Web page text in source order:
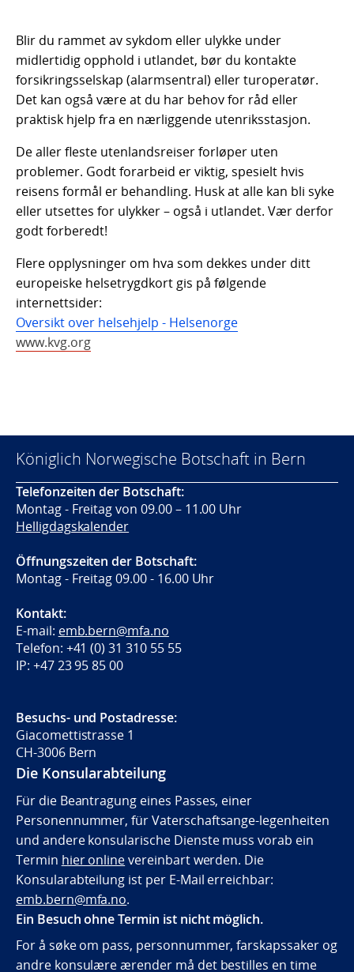
Blir du rammet av sykdom eller ulykke under
midlertidig opphold i utlandet, bør du kontakte
forsikringsselskap (alarmsentral) eller turoperatør.
Det kan også være at du har behov for råd eller
praktisk hjelp fra en nærliggende utenriksstasjon.
De aller fleste utenlandsreiser forløper uten
problemer. Godt forarbeid er viktig, spesielt hvis
reisens formål er behandling. Husk at alle kan bli syke
eller utsettes for ulykker – også i utlandet. Vær derfor
godt forberedt!
Flere opplysninger om hva som dekkes under ditt
europeiske helsetrygdkort gis på følgende
internettsider:
Oversikt over helsehjelp - Helsenorge
www.kvg.org
Königlich Norwegische Botschaft in Bern
Telefonzeiten der Botschaft:
Montag - Freitag von 09.00 – 11.00 Uhr
Helligdagskalender
Öffnungszeiten der Botschaft:
Montag - Freitag 09.00 - 16.00 Uhr
Kontakt:
E-mail: emb.bern@mfa.no
Telefon: +41 (0) 31 310 55 55
IP: +47 23 95 85 00
Besuchs- und Postadresse:
Giacomettistrasse 1
CH-3006 Bern
Die Konsularabteilung
Für die Beantragung eines Passes, einer
Personennummer, für Vaterschaftsange-legenheiten
und andere konsularische Dienste muss vorab ein
Termin hier onlinevereinbart werden. Die
Konsularabteilung ist per E-Mail erreichbar:
emb.bern@mfa.no.
Ein Besuch ohne Termin ist nicht möglich.
For å søke om pass, personnummer, farskapssaker og
andre konsulære ærender må det bestilles en time